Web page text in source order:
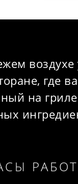
где
на